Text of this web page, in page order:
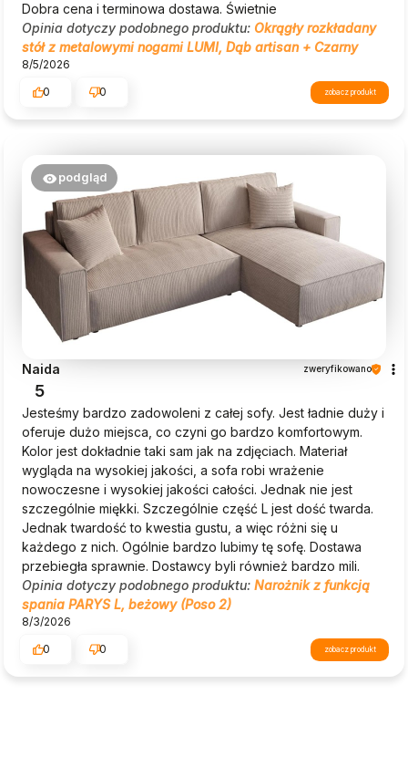
Dobra cena i terminowa dostawa. Świetnie
Opinia dotyczy podobnego produktu: Okrągły rozkładany
stół z metalowymi nogami LUMI, Dąb artisan + Czarny
8/5/2026
0
0 zobacz produkt
podgląd
Naida zweryfikowano
5
Jesteśmy bardzo zadowoleni z całej sofy. Jest ładnie duży i
oferuje dużo miejsca, co czyni go bardzo komfortowym.
Kolor jest dokładnie taki sam jak na zdjęciach. Materiał
wygląda na wysokiej jakości, a sofa robi wrażenie
nowoczesne i wysokiej jakości całości. Jednak nie jest
szczególnie miękki. Szczególnie część L jest dość twarda.
Jednak twardość to kwestia gustu, a więc różni się u
każdego z nich. Ogólnie bardzo lubimy tę sofę. Dostawa
przebiegła sprawnie. Dostawcy byli również bardzo mili.
Opinia dotyczy podobnego produktu: Narożnik z funkcją
spania PARYS L, beżowy (Poso 2)
8/3/2026
0
0 zobacz produkt